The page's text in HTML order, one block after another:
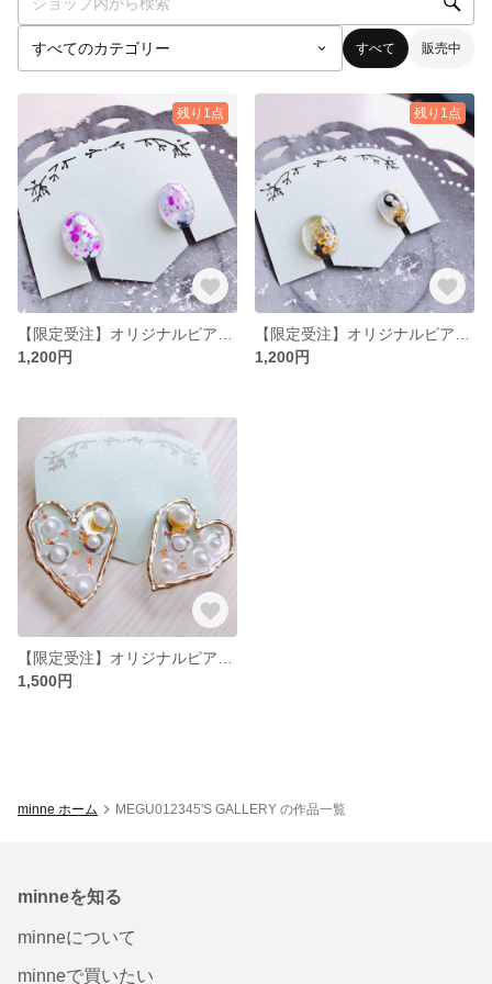
すべて 販売中
残り1点
1,200円
残り1点
1,200円
1,500円
minne ホーム MEGU012345'S GALLERY の作品一覧
minneを知る
minneについて
minneで買いたい